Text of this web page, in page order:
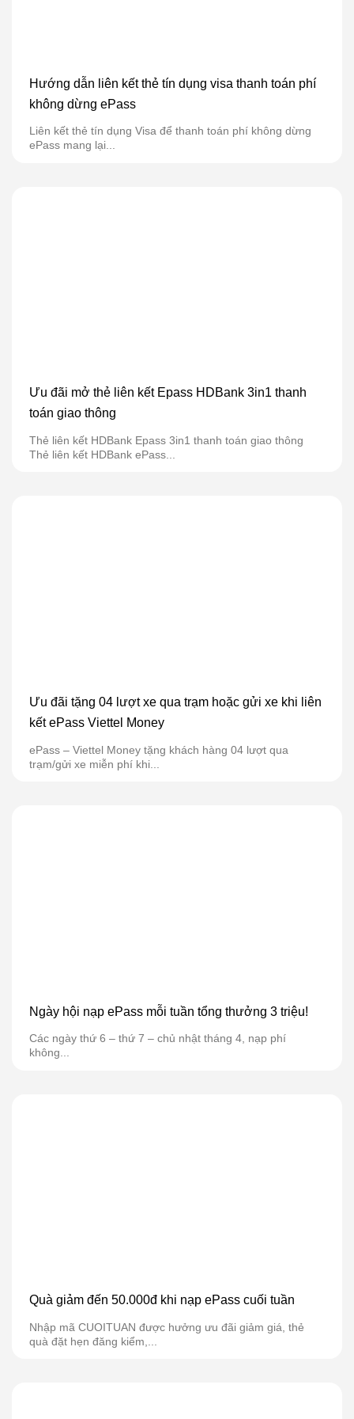
Hướng dẫn liên kết thẻ tín dụng visa thanh toán phí
không dừng ePass
Liên kết thẻ tín dụng Visa để thanh toán phí không dừng
ePass mang lại...
Ưu đãi mở thẻ liên kết Epass HDBank 3in1 thanh
toán giao thông
Thẻ liên kết HDBank Epass 3in1 thanh toán giao thông
Thẻ liên kết HDBank ePass...
Ưu đãi tặng 04 lượt xe qua trạm hoặc gửi xe khi liên
kết ePass Viettel Money
ePass – Viettel Money tặng khách hàng 04 lượt qua
trạm/gửi xe miễn phí khi...
Ngày hội nạp ePass mỗi tuần tổng thưởng 3 triệu!
Các ngày thứ 6 – thứ 7 – chủ nhật tháng 4, nạp phí
không...
Quà giảm đến 50.000đ khi nạp ePass cuối tuần
Nhập mã CUOITUAN được hưởng ưu đãi giảm giá, thẻ
quà đặt hẹn đăng kiểm,...